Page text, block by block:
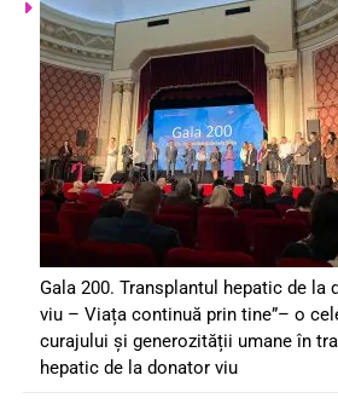
Gala 200. Transplantul hepatic de la
viu – Viața continuă prin tine”– o
curajului și generozității umane în
hepatic de la donator viu